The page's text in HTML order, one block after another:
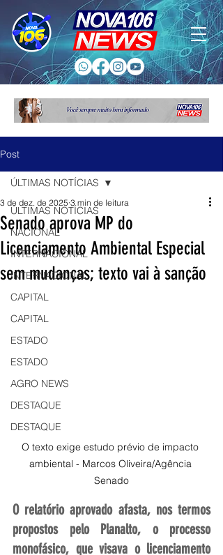
Post
ÚLTIMAS NOTÍCIAS
NACIONAL
INTERNACIONAL
INTERNACIONAL
CAPITAL
CAPITAL
ESTADO
ESTADO
AGRO NEWS
DESTAQUE
DESTAQUE
ÚLTIMAS NOTÍCIAS
Senado aprova MP do
Licenciamento Ambiental Especial
sem mudanças; texto vai à sanção
3 de dez. de 2025 3 min de leitura
O texto exige estudo prévio de impacto
ambiental - Marcos Oliveira/Agência
Senado
O relatório aprovado afasta, nos termos
propostos pelo Planalto, o processo
monofásico, que visava o licenciamento